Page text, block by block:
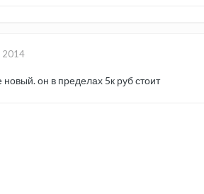
2014
он в пределах 5к руб стоит